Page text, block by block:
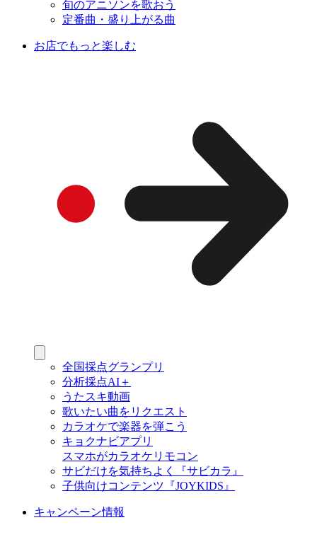
旬のアニソンを歌おう
定番曲・盛り上がる曲
お店でもっと楽しむ
全国採点グランプリ
分析採点AI＋
うたスキ動画
歌いたい曲をリクエスト
カラオケで楽器を弾こう
キョクナビアプリ
スマホがカラオケリモコン
サビだけを気持ちよく『サビカラ』
子供向けコンテンツ『JOYKIDS』
キャンペーン情報